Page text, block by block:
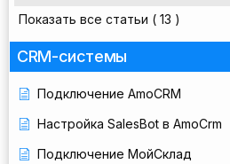
Показать все статьи ( 13 )
CRM-системы
Подключение AmoCRM
Настройка SalesBot в AmoCrm
Подключение МойСклад